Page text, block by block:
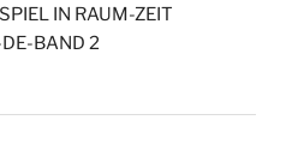
IN RAUM-ZEIT
BAND 2